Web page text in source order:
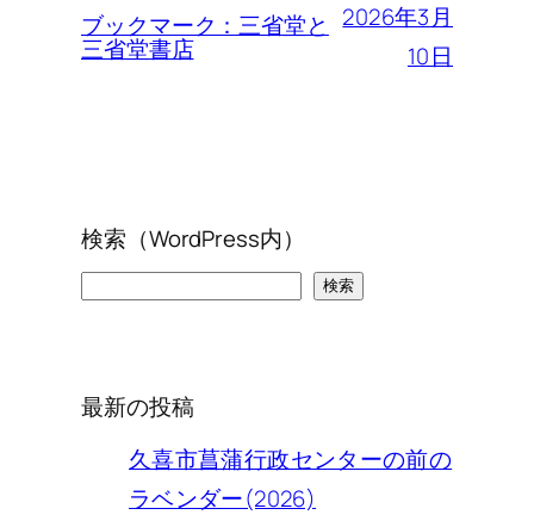
ブックマーク：三省堂と
三省堂書店
2026年3月
10日
検索（WordPress内）
検索
最新の投稿
久喜市菖蒲行政センターの前の
ラベンダー(2026)